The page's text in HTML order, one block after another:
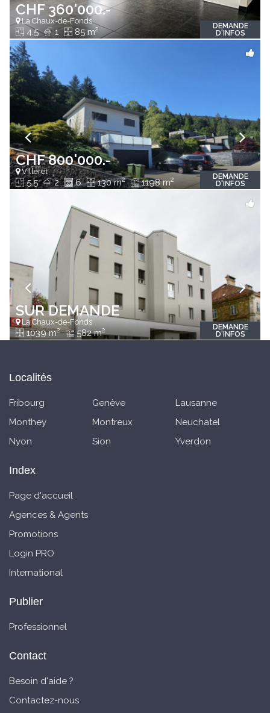
CHF 360'000.-
La Chaux-de-Fonds
4.5 1 85 m2
DEMANDE
D'INFOS
CHF 800'000.-
Villeret
5.5 2 6 130 m2 1198 m2
DEMANDE
D'INFOS
SUR DEMANDE
La Chaux-de-Fonds
1039 m2 582 m2
DEMANDE
D'INFOS
Localités
Fribourg Genève
Lausanne
Monthey
Montreux
Neuchatel
Nyon
Sion Yverdon
Index
Page d'accueil
Agences & Agents
Promotions
Login PRO
International
Publier
Professionnel
Contact
Besoin d'aide ?
Contactez-nous